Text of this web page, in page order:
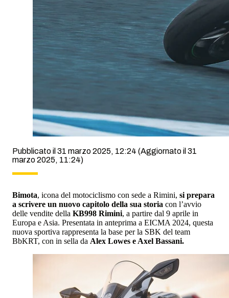
Pubblicato il 31 marzo 2025, 12:24 (Aggiornato il 31
marzo 2025, 11:24)
Bimota, icona del motociclismo con sede a Rimini, si prepara
a scrivere un nuovo capitolo della sua storia con l’avvio
delle vendite della KB998 Rimini, a partire dal 9 aprile in
Europa e Asia. Presentata in anteprima a EICMA 2024, questa
nuova sportiva rappresenta la base per la SBK del team
BbKRT, con in sella da Alex Lowes e Axel Bassani.